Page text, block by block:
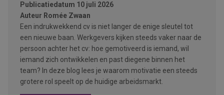
Publicatiedatum 10 juli 2026
Auteur Romée Zwaan
Een indrukwekkend cv is niet langer de enige sleutel tot
een nieuwe baan. Werkgevers kijken steeds vaker naar de
persoon achter het cv: hoe gemotiveerd is iemand, wil
iemand zich ontwikkelen en past diegene binnen het
team? In deze blog lees je waarom motivatie een steeds
grotere rol speelt op de huidige arbeidsmarkt.